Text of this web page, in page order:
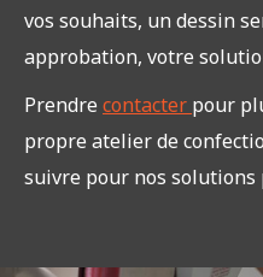
vos souhaits, un dessin
approbation, votre
Prendre contacter pour
propre atelier de
suivre pour nos solutions